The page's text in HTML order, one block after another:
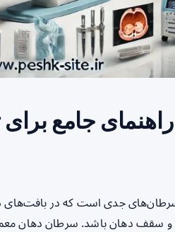
جامع
جدی است که در بافت‌های
و سقف دهان باشد. سرطان دهان